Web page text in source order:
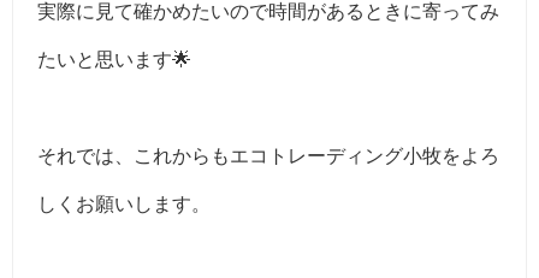
実際に見て確かめたいので時間があるときに寄ってみ
たいと思います🌟
それでは、これからもエコトレーディング小牧をよろ
しくお願いします。